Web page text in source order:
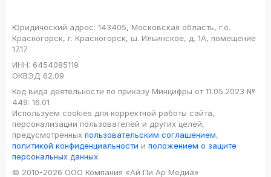
Юридический адрес: 143405, Московская область, г.о.
Красногорск, г. Красногорск, ш. Ильинское, д. 1А, помещение
17.17
ИНН: 6454085119
ОКВЭД 62.09
Код вида деятельности по приказу Минцифры от 11.05.2023 №
449: 16.01
Используем cookies для корректной работы сайта,
персонализации пользователей и других целей,
предусмотренных пользовательским соглашением,
политикой конфиденциальности и положением о защите
персональных данных.
© 2010-2026 ООО Компания «Ай Пи Ар Медиа»